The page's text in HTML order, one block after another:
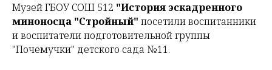
Музей ГБОУ СОШ 512 "История эскадренного
миноносца "Стройный" посетили воспитанники
и воспитатели подготовительной группы
"Почемучки" детского сада №11.